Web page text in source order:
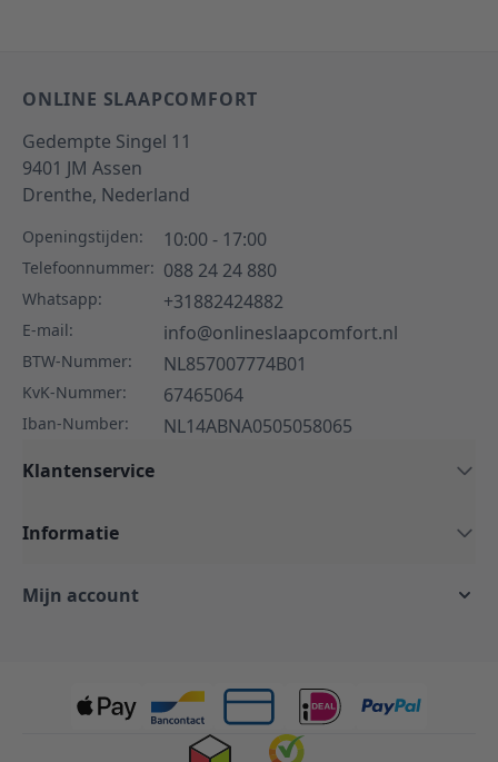
ONLINE SLAAPCOMFORT
Gedempte Singel 11
9401 JM Assen
Drenthe, Nederland
Openingstijden: 10:00 - 17:00
Telefoonnummer: 088 24 24 880
Whatsapp: +31882424882
E-mail: info@onlineslaapcomfort.nl
BTW-Nummer: NL857007774B01
KvK-Nummer: 67465064
Iban-Number:
NL14ABNA0505058065
Klantenservice
Informatie
Mijn account